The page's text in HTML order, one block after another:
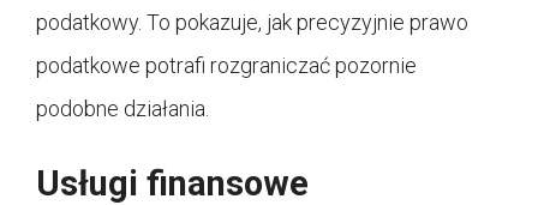
podatkowy. To pokazuje, jak precyzyjnie prawo
podatkowe potrafi rozgraniczać pozornie
podobne działania.
Usługi finansowe